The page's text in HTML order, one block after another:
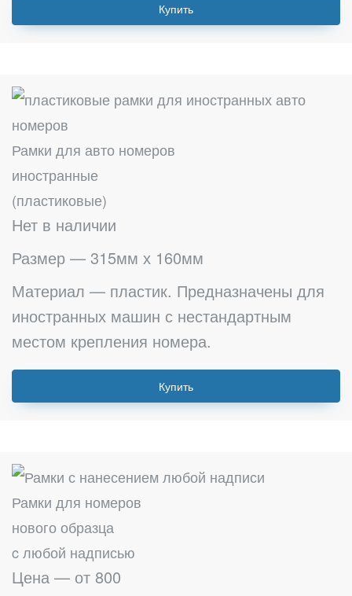
Купить
Рамки для авто номеров
иностранные
(пластиковые)
Нет в наличии
Размер — 315мм х 160мм
Материал — пластик. Предназначены для
иностранных машин с нестандартным
местом крепления номера.
Купить
Рамки для номеров
нового образца
c любой надписью
Цена — от 800